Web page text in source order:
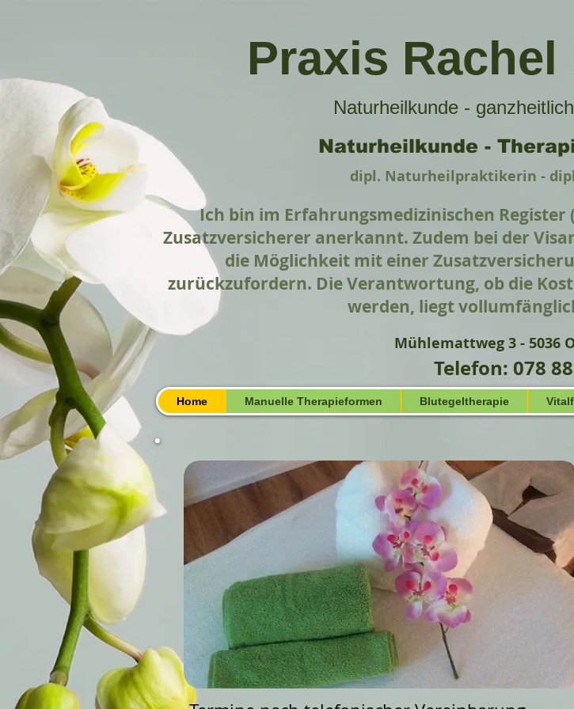
Praxis
Naturheilkunde -
Naturheilkunde -
dipl. Naturheilpraktikerin -
Ich bin im Erfahrungsmedizinischen Register
Zusatzversicherer anerkannt. Zudem bei der
die Möglichkeit mit einer
zurückzufordern. Die Verantwortung, ob die
werden, liegt
Mühlemattweg 3 - 5036
Telefon: 078
Home Manuelle Therapieformen Blutegeltherapie